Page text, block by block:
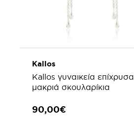
Kallos
Kallos γυναικεία επίχρυσα
μακριά σκουλαρίκια
90,00€